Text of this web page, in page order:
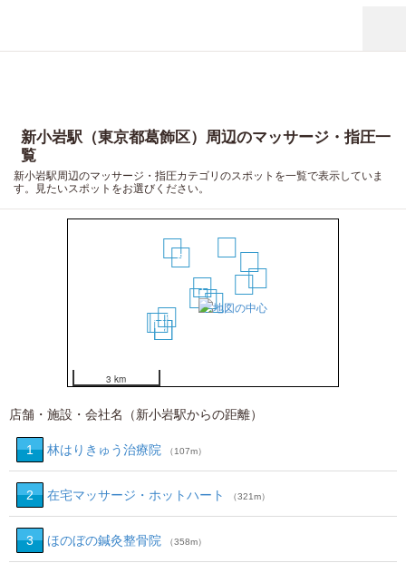
新小岩駅（東京都葛飾区）周辺のマッサージ・指圧一
覧
新小岩駅周辺のマッサージ・指圧カテゴリのスポットを一覧で表示していま
す。見たいスポットをお選びください。
1
234
5
7
9
11
12
13
14
15
3 km
店舗・施設・会社名（新小岩駅からの距離）
1 林はりきゅう治療院 （107m）
2 在宅マッサージ・ホットハート （321m）
3 ほのぼの鍼灸整骨院 （358m）